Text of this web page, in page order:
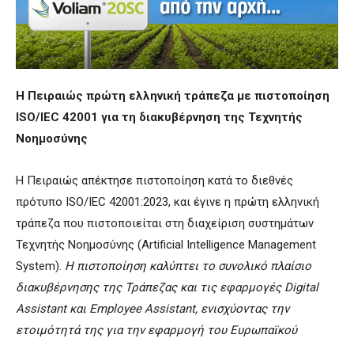
Η Πειραιώς πρώτη ελληνική τράπεζα με πιστοποίηση
ISO/IEC 42001 για τη διακυβέρνηση της Τεχνητής
Νοημοσύνης
Η Πειραιώς απέκτησε πιστοποίηση κατά το διεθνές
πρότυπο ISO/IEC 42001:2023, και έγινε η πρώτη ελληνική
τράπεζα που πιστοποιείται στη διαχείριση συστημάτων
Τεχνητής Νοημοσύνης (Artificial Intelligence Management
System). Η πιστοποίηση καλύπτει το συνολικό πλαίσιο
διακυβέρνησης της Τράπεζας και τις εφαρμογές Digital
Assistant και Employee Assistant, ενισχύοντας την
ετοιμότητά της για την εφαρμογή του Ευρωπαϊκού